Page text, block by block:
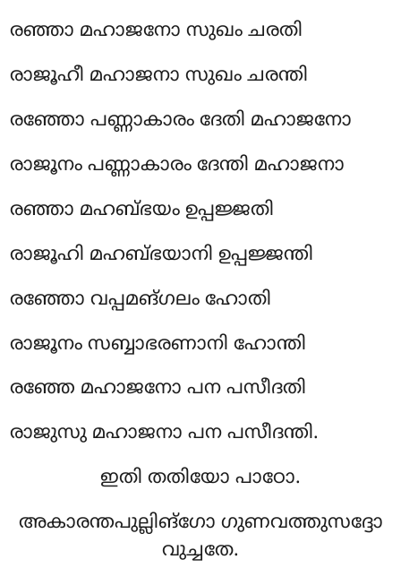
രഞ്ഞാ മഹാജനോ സുഖം ചരതി
രാജൂഹീ മഹാജനാ സുഖം ചരന്തി
രഞ്ഞോ പണ്ണാകാരം ദേതി മഹാജനോ
രാജൂനം പണ്ണാകാരം ദേന്തി മഹാജനാ
രഞ്ഞാ മഹബ്ഭയം ഉപ്പജ്ജതി
രാജൂഹി മഹബ്ഭയാനി ഉപ്പജ്ജന്തി
രഞ്ഞോ വപ്പമങ്ഗലം ഹോതി
രാജൂനം സബ്ബാഭരണാനി ഹോന്തി
രഞ്ഞേ മഹാജനോ പന പസീദതി
രാജുസു മഹാജനാ പന പസീദന്തി.
ഇതി തതിയോ പാഠോ.
അകാരന്തപുല്ലിങ്ഗോ ഗുണവത്തുസദ്ദോ
വുച്ചതേ.